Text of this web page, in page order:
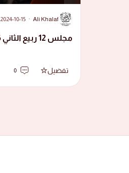
A
Ali Khalaf
·
2024-10-15
مجلس 12 ربيع الثاني 1446 هجرية
تفضيل 0